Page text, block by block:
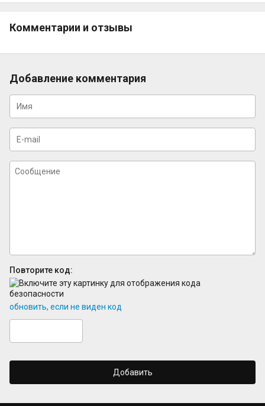
Комментарии и отзывы
Добавление комментария
Повторите код:
обновить, если не виден код
Добавить